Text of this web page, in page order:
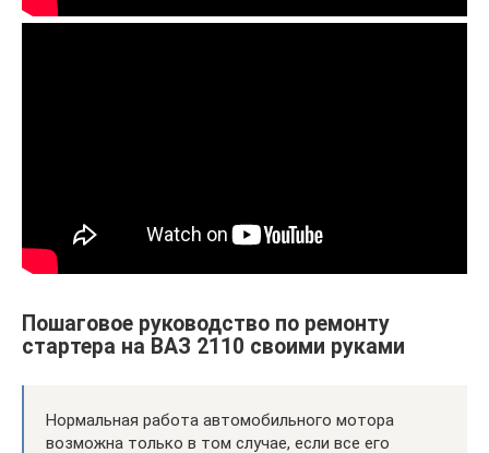
Пошаговое руководство по ремонту
стартера на ВАЗ 2110 своими руками
Нормальная работа автомобильного мотора
возможна только в том случае, если все его